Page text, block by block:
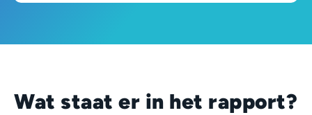
Wat staat er in het rapport?